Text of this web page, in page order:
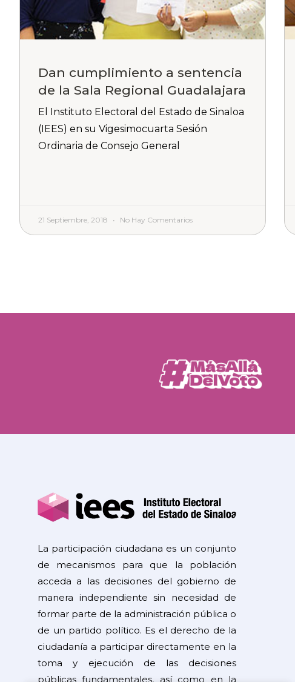
Dan cumplimiento a sentencia
de la Sala Regional Guadalajara
El Instituto Electoral del Estado de Sinaloa
(IEES) en su Vigesimocuarta Sesión
Ordinaria de Consejo General
21 Septiembre, 2018 No Hay Comentarios
La participación ciudadana es un conjunto
de mecanismos para que la población
acceda a las decisiones del gobierno de
manera independiente sin necesidad de
formar parte de la administración pública o
de un partido político. Es el derecho de la
ciudadanía a participar directamente en la
toma y ejecución de las decisiones
públicas fundamentales, así como en la